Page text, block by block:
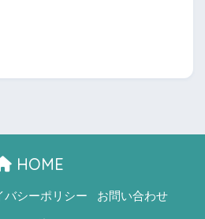
HOME
バシーポリシー お問い合わせ